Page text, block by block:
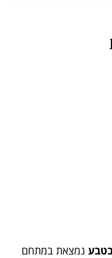
בטבע נמצאת במתחם